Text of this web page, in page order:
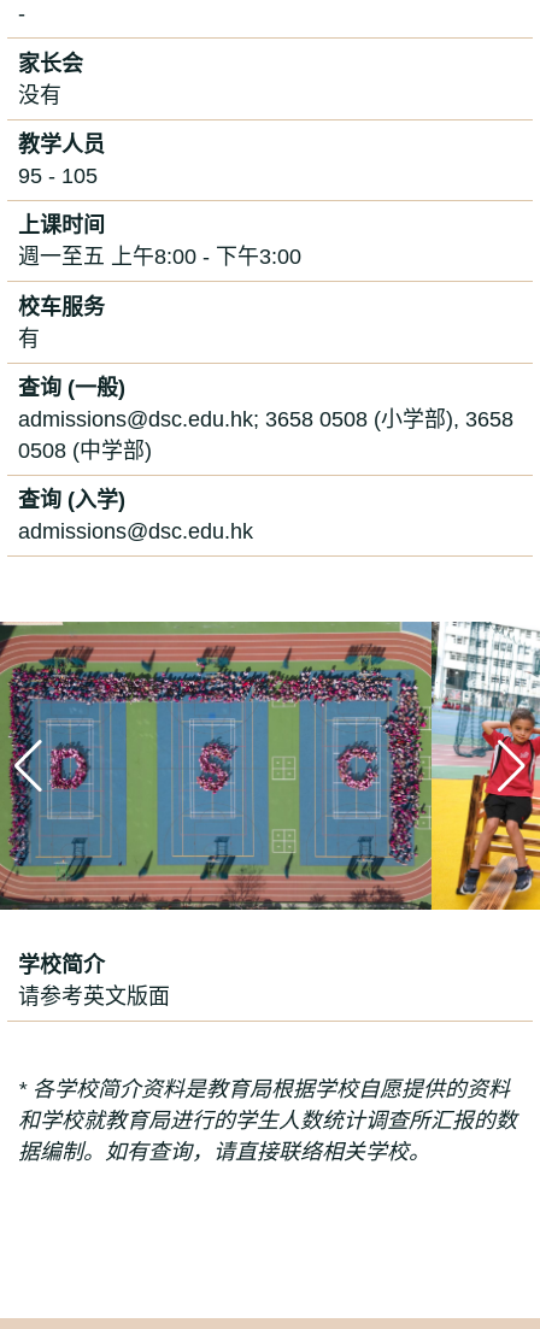
-
家长会
没有
教学人员
95 - 105
上课时间
週一至五 上午8:00 - 下午3:00
校车服务
有
查询 (一般)
admissions@dsc.edu.hk; 3658 0508 (小学部), 3658
0508 (中学部)
查询 (入学)
admissions@dsc.edu.hk
学校简介
请参考英文版面
* 各学校简介资料是教育局根据学校自愿提供的资料
和学校就教育局进行的学生人数统计调查所汇报的数
据编制。如有查询，请直接联络相关学校。